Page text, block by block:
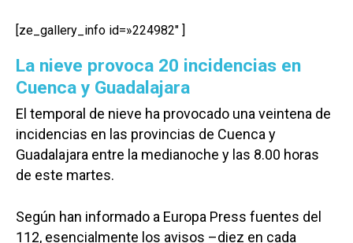
[ze_gallery_info id=»224982″ ]
La nieve provoca 20 incidencias en
Cuenca y Guadalajara
El temporal de nieve ha provocado una veintena de
incidencias en las provincias de Cuenca y
Guadalajara entre la medianoche y las 8.00 horas
de este martes.
Según han informado a Europa Press fuentes del
112, esencialmente los avisos –diez en cada